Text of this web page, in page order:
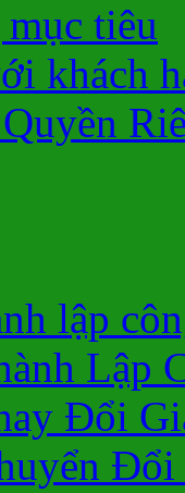
tiêu
khách
lập
Lập
Đổi